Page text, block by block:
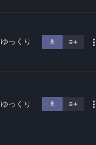
ゆっくり
ゆっくり